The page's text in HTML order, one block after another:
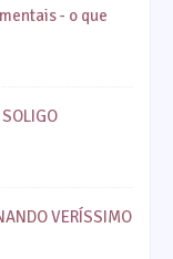
- o que
VERÍSSIMO